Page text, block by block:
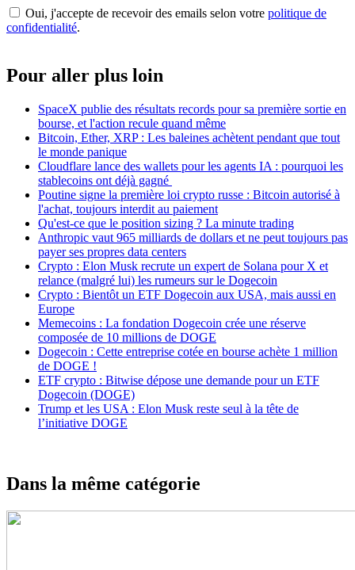
Oui, j'accepte de recevoir des emails selon votre politique de
confidentialité.
Pour aller plus loin
SpaceX publie des résultats records pour sa première sortie en
bourse, et l'action recule quand même
Bitcoin, Ether, XRP : Les baleines achètent pendant que tout
le monde panique
Cloudflare lance des wallets pour les agents IA : pourquoi les
stablecoins ont déjà gagné
Poutine signe la première loi crypto russe : Bitcoin autorisé à
l'achat, toujours interdit au paiement
Qu'est-ce que le position sizing ? La minute trading
Anthropic vaut 965 milliards de dollars et ne peut toujours pas
payer ses propres data centers
Crypto : Elon Musk recrute un expert de Solana pour X et
relance (malgré lui) les rumeurs sur le Dogecoin
Crypto : Bientôt un ETF Dogecoin aux USA, mais aussi en
Europe
Memecoins : La fondation Dogecoin crée une réserve
composée de 10 millions de DOGE
Dogecoin : Cette entreprise cotée en bourse achète 1 million
de DOGE !
ETF crypto : Bitwise dépose une demande pour un ETF
Dogecoin (DOGE)
Trump et les USA : Elon Musk reste seul à la tête de
l’initiative DOGE
Dans la même catégorie